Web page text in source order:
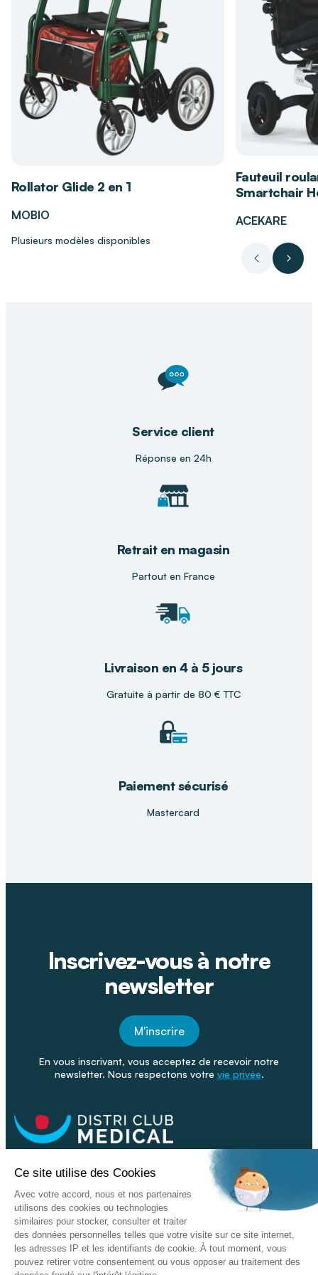
Profitez d'un réconfort quasi instantané grâce
à la montée en température très véloce du
dispositif
Manipulez les réglages sans aucune difficulté,
même dans l'obscurité, grâce à la commande
lumineuse ergonomique
Détendez-vous en toute sérénité sans crainte
de surchauffe grâce au système de coupure
de sécurité intégré
Maintenez une hygiène parfaite sans effort
grâce à la conception textile compatible avec
un nettoyage régulier à l'eau
Pourquoi choisir DISTRI CLUB MEDICAL
transformer chaque domicile en un espace de
vie sécurisé, favorisant un épanouissement
Précédent
Rollator Glide 2 en 1
MOBIO
Plusieurs modèles disponibles
Fauteuil
Smartchair
ACEKARE
Service client
Réponse en 24h
Retrait en magasin
Partout en France
Livraison en 4 à 5 jours
Gratuite à partir de 80 € TTC
Paiement sécurisé
Mastercard
Inscrivez-vous à notre
newsletter
M'inscrire
En vous inscrivant, vous acceptez de recevoir notre
newsletter. Nous respectons votre vie privée.
Nos catalogues
Nos conseils - Blog
Devenir franchisé
Retour & SAV
Données personnelles
L'enseigne